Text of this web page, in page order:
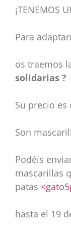
¡TENEMOS
Para
os traemos
solidarias ?
Su precio es
Son
Podéis
mascarillas
patas
hasta el 19